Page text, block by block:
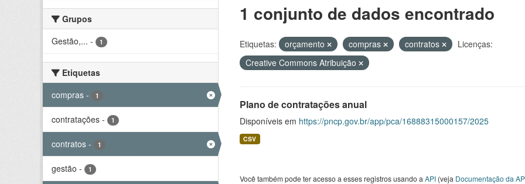
Grupos
Gestão,... - 1
Etiquetas
compras - 1
contratações - 1
contratos - 1
gestão - 1
1 conjunto de dados encontrado
Etiquetas: orçamento compras contratos
Licenças:
Creative Commons Atribuição
Plano de contratações anual
Disponíveis em https://pncp.gov.br/app/pca/16888315000157/2025
CSV
Você também pode ter acesso a esses registros usando a API(veja Documentação da